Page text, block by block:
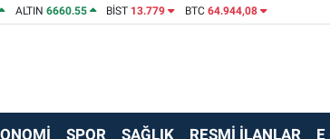
ALTIN 6660.55 BİST 13.779 BTC 64.944,08
SPOR SAĞLIK RESMİ İLANLAR E